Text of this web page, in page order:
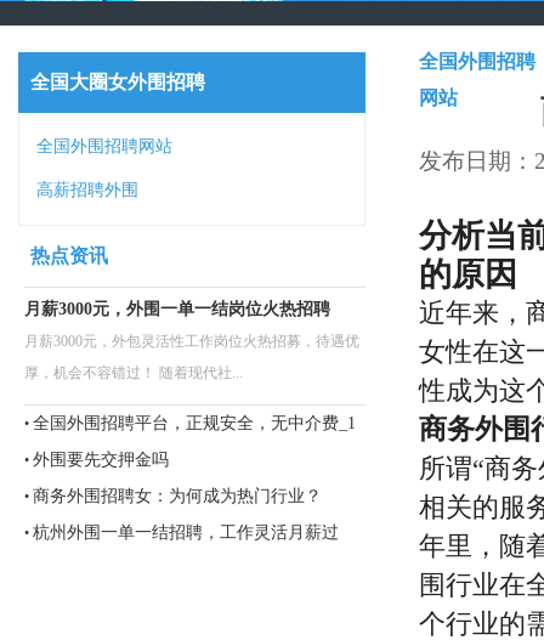
全国大圈女外围招聘
全国外围招聘网站
高薪招聘外围
热点资讯
月薪3000元，外围一单一结岗位火热招聘
月薪3000元，外包灵活性工作岗位火热招募，待遇优
厚，机会不容错过！ 随着现代社...
• 全国外围招聘平台，正规安全，无中介费_1
• 外围要先交押金吗
• 商务外围招聘女：为何成为热门行业？
• 杭州外围一单一结招聘，工作灵活月薪过
全国外围招聘
网站
发布日期：
分析当
的原因
近年来，
女性在这
性成为这
商务外围
所谓“商
相关的服
年里，随
围行业在
个行业的